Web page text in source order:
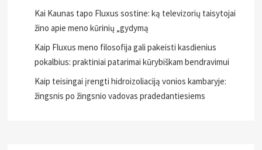
Kai Kaunas tapo Fluxus sostine: ką televizorių taisytojai
žino apie meno kūrinių „gydymą
Kaip Fluxus meno filosofija gali pakeisti kasdienius
pokalbius: praktiniai patarimai kūrybiškam bendravimui
Kaip teisingai įrengti hidroizoliaciją vonios kambaryje:
žingsnis po žingsnio vadovas pradedantiesiems